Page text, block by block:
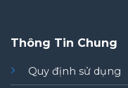
Thông Tin Chung
Quy định sử dụng